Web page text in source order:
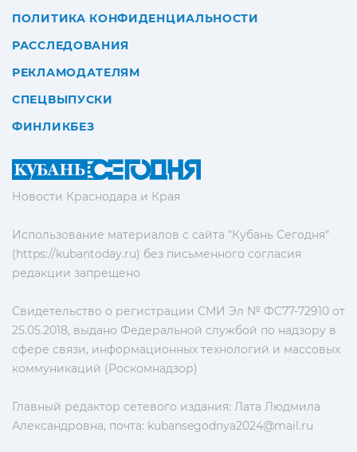
Новости Краснодара и Края
Использование материалов с сайта "Кубань Сегодня"
(https://kubantoday.ru) без письменного согласия
редакции запрещено
Свидетельство о регистрации СМИ Эл № ФС77-72910 от
25.05.2018, выдано Федеральной службой по надзору в
сфере связи, информационных технологий и массовых
коммуникаций (Роскомнадзор)
Главный редактор сетевого издания: Лата Людмила
Александровна, почта: kubansegodnya2024@mail.ru
ПОЛИТИКА КОНФИДЕНЦИАЛЬНОСТИ
РАССЛЕДОВАНИЯ
РЕКЛАМОДАТЕЛЯМ
СПЕЦВЫПУСКИ
ФИНЛИКБЕЗ